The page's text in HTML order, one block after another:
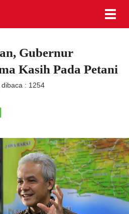
Gubernur
Kasih Pada Petani
: 1254